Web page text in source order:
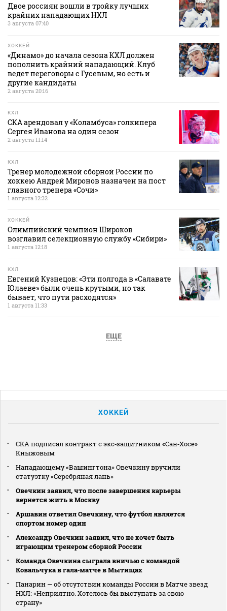
Двое россиян вошли в тройку лучших
крайних нападающих НХЛ
3 августа 07:40
ХОККЕЙ
«Динамо» до начала сезона КХЛ должен
пополнить крайний нападающий. Клуб
ведет переговоры с Гусевым, но есть и
другие кандидаты
2 августа 20:16
КХЛ
СКА арендовал у «Коламбуса» голкипера
Сергея Иванова на один сезон
2 августа 11:14
КХЛ
Тренер молодежной сборной России по
хоккею Андрей Миронов назначен на пост
главного тренера «Сочи»
1 августа 12:32
ХОККЕЙ
Олимпийский чемпион Широков
возглавил селекционную службу «Сибири»
1 августа 12:18
КХЛ
Евгений Кузнецов: «Эти полгода в «Салавате
Юлаеве» были очень крутыми, но так
бывает, что пути расходятся»
1 августа 11:33
ЕЩЕ
ХОККЕЙ
СКА подписал контракт с экс‑защитником «Сан‑Хосе»
Кныжовым
Нападающему «Вашингтона» Овечкину вручили
статуэтку «Серебряная лань»
Овечкин заявил, что после завершения карьеры
вернется жить в Москву
Аршавин ответил Овечкину, что футбол является
спортом номер один
Александр Овечкин заявил, что не хочет быть
играющим тренером сборной России
Команда Овечкина сыграла вничью с командой
Ковальчука в гала‑матче в Мытищах
Панарин — об отсутствии команды России в Матче звезд
НХЛ: «Неприятно. Хотелось бы выступать за свою
страну»